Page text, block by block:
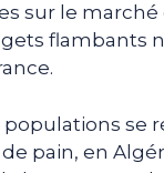
sur le
flambants
se
pain, en